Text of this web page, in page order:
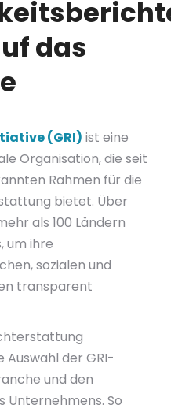
das
(GRI) ist eine
Organisation, die seit
Rahmen für die
bietet. Über
als 100 Ländern
um ihre
sozialen und
transparent
der GRI-
und den
Unternehmens. So